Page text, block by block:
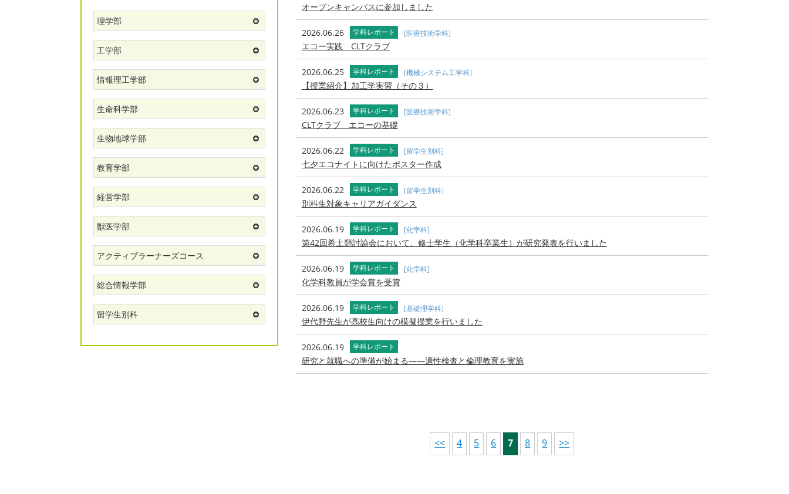
理学部
工学部
情報理工学部
生命科学部
生物地球学部
教育学部
経営学部
獣医学部
アクティブラーナーズコース
総合情報学部
留学生別科
​オープンキャンパスに参加しました
2026.06.26 学科レポート [医療技術学科]
エコー実践 CLTクラブ
2026.06.25 学科レポート [機械システム工学科]
【授業紹介】加工学実習（その３）
2026.06.23 学科レポート [医療技術学科]
CLTクラブ エコーの基礎
2026.06.22 学科レポート [留学生別科]
七夕エコナイトに向けたポスター作成
2026.06.22 学科レポート [留学生別科]
別科生対象キャリアガイダンス
2026.06.19 学科レポート [化学科]
第42回希土類討論会において、修士学生（化学科卒業生）が研究発表を行いました
2026.06.19 学科レポート [化学科]
化学科教員が学会賞を受賞
2026.06.19 学科レポート [基礎理学科]
伊代野先生が高校生向けの模擬授業を行いました
2026.06.19 学科レポート
研究と就職への準備が始まる――適性検査と倫理教育を実施
<< 4 5 6 7 8 9 >>